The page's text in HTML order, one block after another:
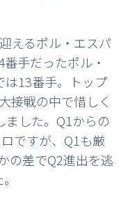
えるポル・エスパ
手だったポル・
は13番手。トップ
接戦の中で惜しく
ました。Q1からの
ですが、Q1も厳
の差でQ2進出を逃